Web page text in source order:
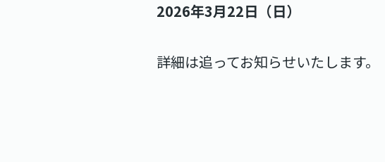
2026年3月22日（日）
詳細は追ってお知らせいたします。